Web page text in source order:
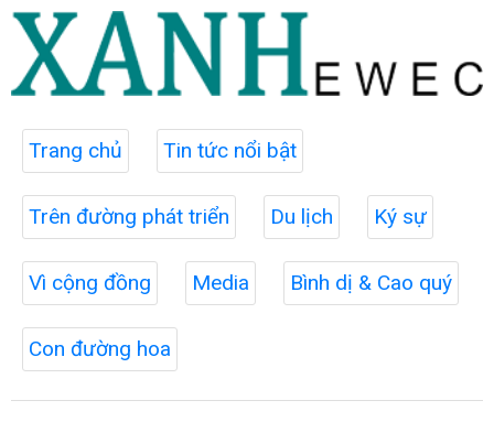
Trang chủ Tin tức nổi bật
Trên đường phát triển Du lịch Ký sự
Vì cộng đồng Media Bình dị & Cao quý
Con đường hoa